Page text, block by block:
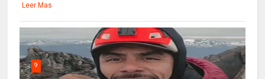
Leer Mas
9